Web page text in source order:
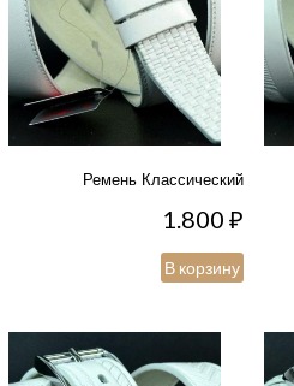
Ремень Классический
1.800₽
В корзину